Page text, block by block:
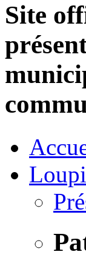
Site